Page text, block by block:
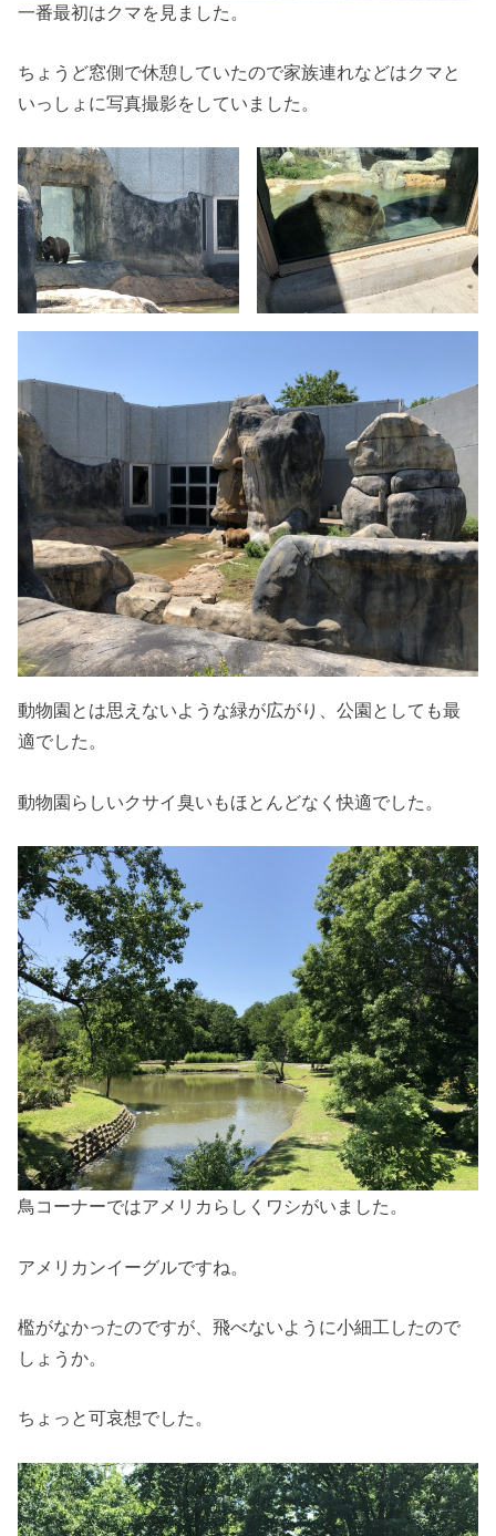
一番最初はクマを見ました。
ちょうど窓側で休憩していたので家族連れなどはクマと
いっしょに写真撮影をしていました。
動物園とは思えないような緑が広がり、公園としても最
適でした。
動物園らしいクサイ臭いもほとんどなく快適でした。
鳥コーナーではアメリカらしくワシがいました。
アメリカンイーグルですね。
檻がなかったのですが、飛べないように小細工したので
しょうか。
ちょっと可哀想でした。